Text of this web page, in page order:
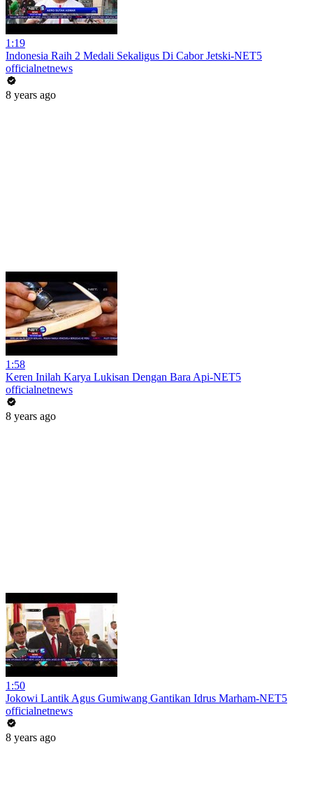
1:19
Indonesia Raih 2 Medali Sekaligus Di Cabor Jetski-NET5
officialnetnews
8 years ago
1:58
Keren Inilah Karya Lukisan Dengan Bara Api-NET5
officialnetnews
8 years ago
1:50
Jokowi Lantik Agus Gumiwang Gantikan Idrus Marham-NET5
officialnetnews
8 years ago